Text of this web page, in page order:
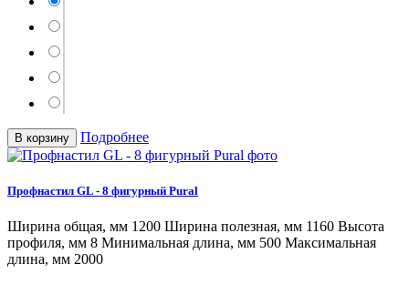
В корзину Подробнее
Профнастил GL - 8 фигурный Pural
Ширина общая, мм 1200 Ширина полезная, мм 1160 Высота
профиля, мм 8 Минимальная длина, мм 500 Максимальная
длина, мм 2000